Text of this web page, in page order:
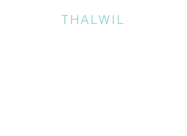
THALWIL